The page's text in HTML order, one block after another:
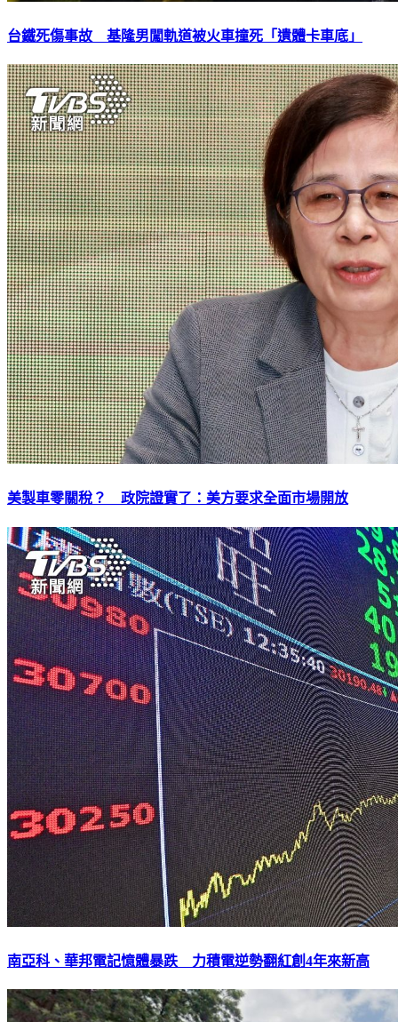
台鐵死傷事故 基隆男闖軌道被火車撞死「遺體卡車底」
美製車零關稅？ 政院證實了：美方要求全面市場開放
南亞科、華邦電記憶體暴跌 力積電逆勢翻紅創4年來新高